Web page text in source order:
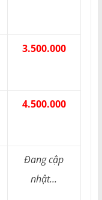
3.500.000
4.500.000
Đang cập
nhật...